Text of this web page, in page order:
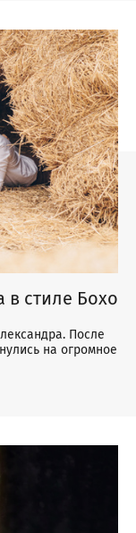
в стиле Бохо
После
на огромное